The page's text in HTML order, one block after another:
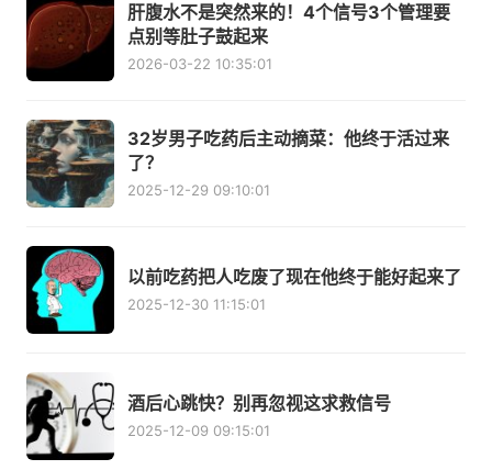
肝腹水不是突然来的！4个信号3个管理要
点别等肚子鼓起来
2026-03-22 10:35:01
32岁男子吃药后主动摘菜：他终于活过来
了？
2025-12-29 09:10:01
以前吃药把人吃废了现在他终于能好起来了
2025-12-30 11:15:01
酒后心跳快？别再忽视这求救信号
2025-12-09 09:15:01